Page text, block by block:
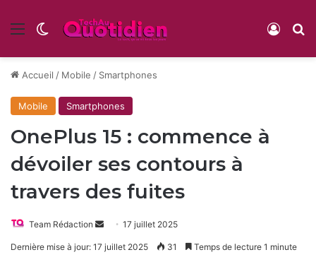
Menu Switch skin
Accueil / Mobile / Smartphones
Mobile Smartphones
OnePlus 15 : commence à
dévoiler ses contours à
travers des fuites
Team Rédaction
Envoyer17 juillet 2025
Dernière mise à jour: 17 juillet 2025 31 Temps de lecture 1 minute